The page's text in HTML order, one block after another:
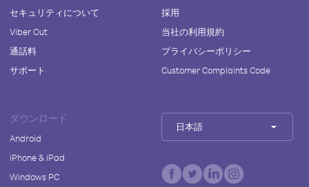
セキュリティについて
Viber Out
通話料
サポート
採用
当社の利用規約
プライバシーポリシー
Customer Complaints Code
ダウンロード
Android
iPhone & iPad
Windows PC
日本語